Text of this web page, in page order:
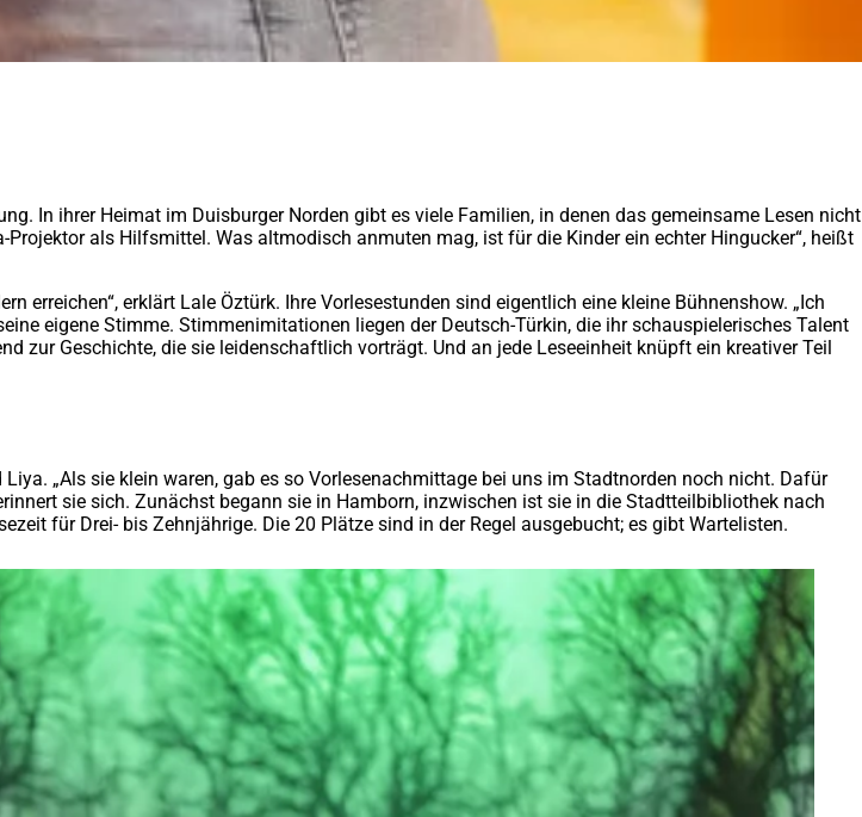
In ihrer Heimat im Duisburger Norden gibt es viele Familien, in denen das gemeinsame Lesen nicht
als Hilfsmittel. Was altmodisch anmuten mag, ist für die Kinder ein echter Hingucker“, heißt
erreichen“, erklärt Lale Öztürk. Ihre Vorlesestunden sind eigentlich eine kleine Bühnenshow. „Ich
eigene Stimme. Stimmenimitationen liegen der Deutsch-Türkin, die ihr schauspielerisches Talent
zur Geschichte, die sie leidenschaftlich vorträgt. Und an jede Leseeinheit knüpft ein kreativer Teil
„Als sie klein waren, gab es so Vorlesenachmittage bei uns im Stadtnorden noch nicht. Dafür
sie sich. Zunächst begann sie in Hamborn, inzwischen ist sie in die Stadtteilbibliothek nach
für Drei- bis Zehnjährige. Die 20 Plätze sind in der Regel ausgebucht; es gibt Wartelisten.